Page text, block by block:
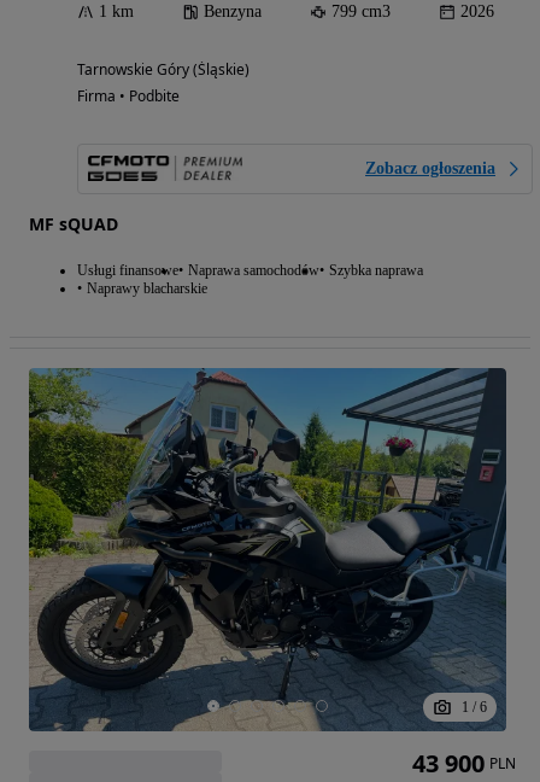
1 km Benzyna 799 cm3 2026
Tarnowskie Góry (Śląskie)
Firma • Podbite
Zobacz ogłoszenia
MF sQUAD
Usługi finansowe Naprawa samochodów Szybka naprawa
Naprawy blacharskie
1 / 6
43 900 PLN